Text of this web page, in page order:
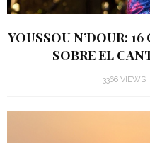
YOUSSOU N’DOUR:
SOBRE EL
3366 VIEWS